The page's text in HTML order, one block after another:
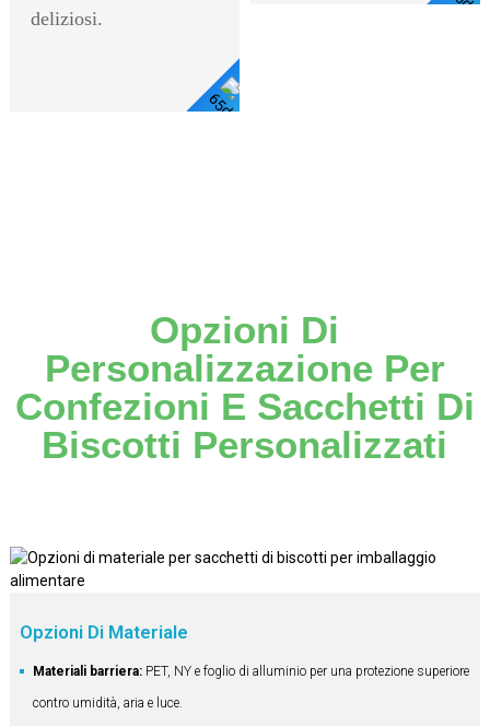
deliziosi.
Opzioni Di
Personalizzazione Per
Confezioni E Sacchetti Di
Biscotti Personalizzati
Opzioni Di Materiale
Materiali barriera:PET, NY e foglio di alluminio per una protezione superiore
contro umidità, aria e luce.